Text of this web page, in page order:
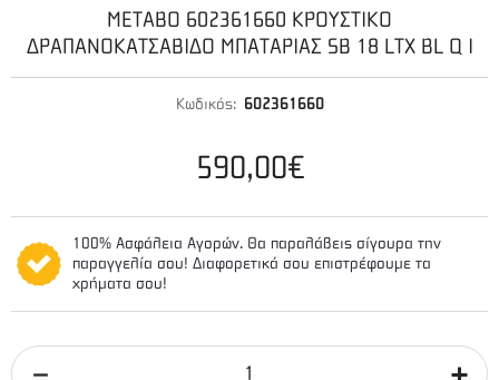
METABO 602361660 ΚΡΟΥΣΤΙΚΟ
ΔΡΑΠΑΝΟΚΑΤΣΑΒΙΔΟ ΜΠΑΤΑΡΙΑΣ SB 18 LTX BL Q I
Κωδικός: 602361660
590,00€
100% Ασφάλεια Αγορών. Θα παραλάβεις σίγουρα την
παραγγελία σου! Διαφορετικά σου επιστρέφουμε τα
χρήματα σου!